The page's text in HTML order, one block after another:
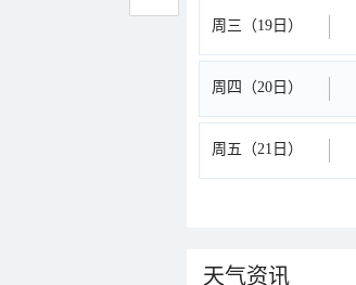
周三（19日）
周四（20日）
周五（21日）
天气资讯